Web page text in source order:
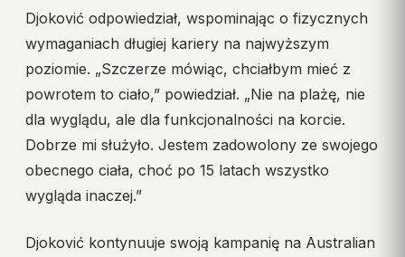
Djoković odpowiedział, wspominając o fizycznych
wymaganiach długiej kariery na najwyższym
poziomie. „Szczerze mówiąc, chciałbym mieć z
powrotem to ciało,” powiedział. „Nie na plażę, nie
dla wyglądu, ale dla funkcjonalności na korcie.
Dobrze mi służyło. Jestem zadowolony ze swojego
obecnego ciała, choć po 15 latach wszystko
wygląda inaczej.”
Djoković kontynuuje swoją kampanię na Australian